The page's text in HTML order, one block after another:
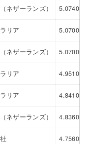
ネザーランズ） 5.0740
リア 5.0700
ネザーランズ） 5.0700
リア 4.9510
リア 4.8410
ネザーランズ） 4.8360
4.7560